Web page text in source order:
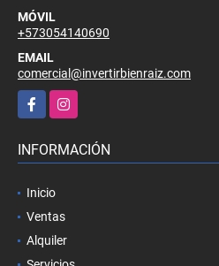
MÓVIL
+573054140690
EMAIL
comercial@invertirbienraiz.com
FacebookInstagram
INFORMACIÓN
Inicio
Ventas
Alquiler